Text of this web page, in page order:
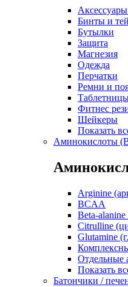
Бинты и
Бутылки
Защита
Магнезия
Одежда
Перчатки
Ремни и
Фитнес
Шейкеры
Показать
Аминокислоты
Arginine
BCAA
Beta-
Citrulline
Glutamine
Отдельные
Показать
Батончики /